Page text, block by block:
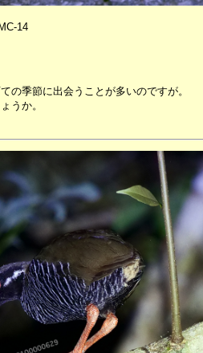
14
の季節に出会うことが多いのですが。
うか。